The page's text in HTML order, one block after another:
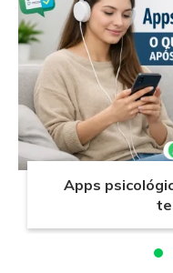
Apps